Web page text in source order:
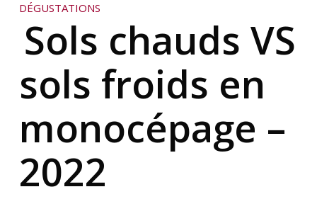
DÉGUSTATIONS
Sols chauds VS
sols froids en
monocépage –
2022